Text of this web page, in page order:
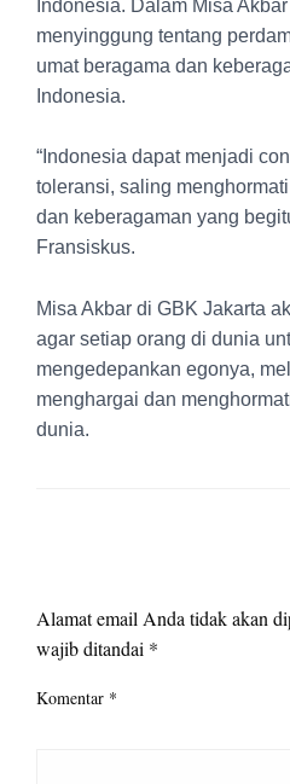
Indonesia. Dalam Misa
menyinggung tentang
umat beragama dan
Indonesia.
“Indonesia dapat menjadi
toleransi, saling
dan keberagaman yang
Fransiskus.
Misa Akbar di GBK Jakarta
agar setiap orang di dunia
mengedepankan egonya,
menghargai dan
dunia.
Alamat email Anda tidak akan
wajib ditandai *
Komentar *